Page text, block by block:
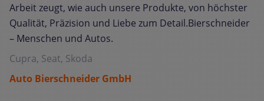
Arbeit zeugt, wie auch unsere Produkte, von höchster
Qualität, Präzision und Liebe zum Detail.Bierschneider
– Menschen und Autos.
Cupra, Seat, Skoda
Auto Bierschneider GmbH